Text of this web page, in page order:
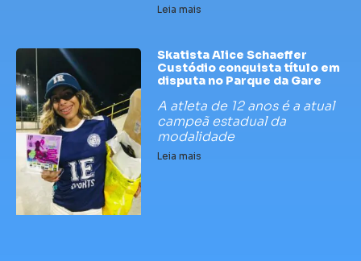
Leia mais
Skatista Alice Schaeffer
Custódio conquista título em
disputa no Parque da Gare
A atleta de 12 anos é a atual
campeã estadual da
modalidade
Leia mais